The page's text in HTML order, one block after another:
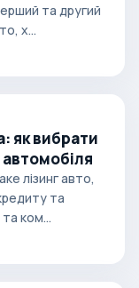
та другий
х...
як вибрати
автомобіля
лізинг авто,
та
ком...